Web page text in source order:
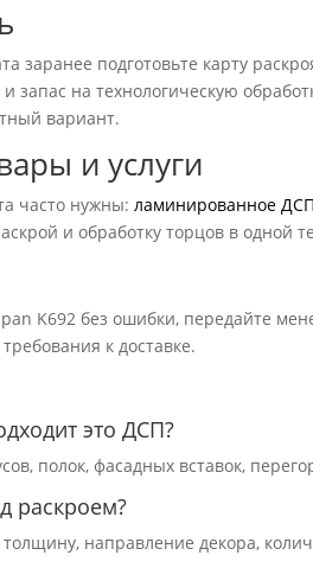
заранее подготовьте карту
запас на технологическую
вариант.
и услуги
часто нужны:ламинированное
и обработку торцов в одной
K692 без ошибки, передайте
к доставке.
это ДСП?
полок, фасадных вставок,
раскроем?
направление декора,